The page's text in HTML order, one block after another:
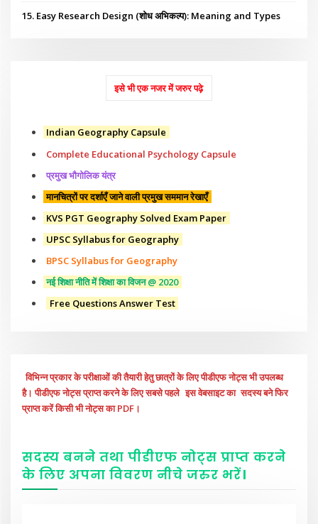
15. Easy Research Design (शोध अभिकल्प): Meaning and Types
इसे भी एक नजर में जरुर पढ़े
Indian Geography Capsule
Complete Educational Psychology Capsule
प्रमुख भौगोलिक यंत्र
मानचित्रों पर दर्शाएँ जाने वाली प्रमुख सममान रेखाएँ
KVS PGT Geography Solved Exam Paper
UPSC Syllabus for Geography
BPSC Syllabus for Geography
नई शिक्षा नीति में शिक्षा का विजन @ 2020
Free Questions Answer Test
विभिन्न प्रकार के परीक्षाओं की तैयारी हेतु छात्रों के लिए पीडीएफ नोट्स भी उपलब्ध
है। पीडीएफ नोट्स प्राप्त करने के लिए सबसे पहले इस वेबसाइट का सदस्य बने फिर
प्राप्त करें किसी भी नोट्स का PDF।
सदस्य बनने तथा पीडीएफ नोट्स प्राप्त करने
के लिए अपना विवरण नीचेजरुर भरें।